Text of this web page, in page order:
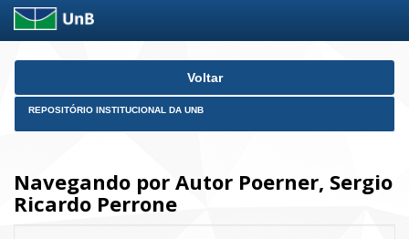
Skip
Voltar
REPOSITÓRIO INSTITUCIONAL DA UNB
Navegando por Autor Poerner, Sergio
Ricardo Perrone